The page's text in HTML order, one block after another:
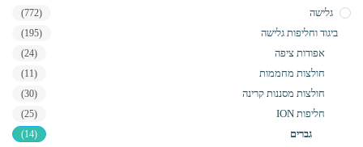
גלישה (772)
ביגוד וחליפות גלישה (195)
אפודות ציפה (24)
חולצות מחממות (11)
חולצות מסננות קרינה (30)
חליפות ION (25)
גברים (14)